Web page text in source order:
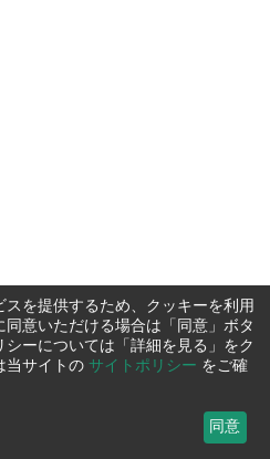
を提供するため、クッキーを利用
意いただける場合は「同意」ボタ
ーについては「詳細を見る」をク
当サイトの サイトポリシー をご確
同意